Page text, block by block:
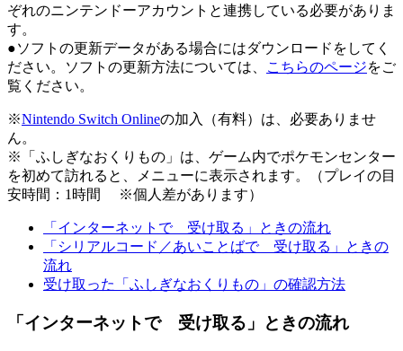
ぞれのニンテンドーアカウントと連携している必要がありま
す。
●ソフトの更新データがある場合にはダウンロードをしてく
ださい。ソフトの更新方法については、
こちらのページをご
覧ください。
※Nintendo Switch Onlineの加入（有料）は、必要ありませ
ん。
※「ふしぎなおくりもの」は、ゲーム内でポケモンセンター
を初めて訪れると、メニューに表示されます。（プレイの目
安時間：1時間 ※個人差があります）
「インターネットで 受け取る」ときの流れ
「シリアルコード／あいことばで 受け取る」ときの
流れ
受け取った「ふしぎなおくりもの」の確認方法
「インターネットで 受け取る」ときの流れ